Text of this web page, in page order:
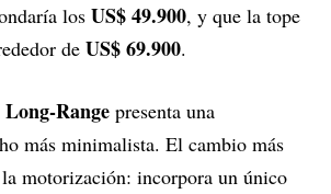
los US$ 49.900, y que la tope
de US$ 69.900.
Long-Range presenta una
más minimalista. El cambio más
motorización: incorpora un único